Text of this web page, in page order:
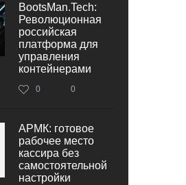
BootsMan.Tech:
Революционная
российская
платформа для
управления
контейнерами
0 0
АРМК: готовое
рабочее место
кассира без
самостоятельной
настройки